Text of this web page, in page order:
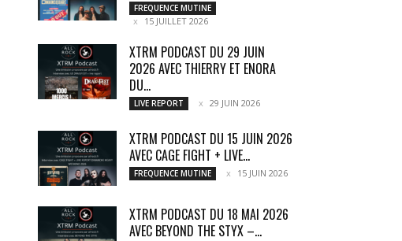
FREQUENCE MUTINE
15 JUILLET 2026
XTRM PODCAST DU 29 JUIN
2026 AVEC THIERRY ET ENORA
DU...
LIVE REPORT 29 JUIN 2026
XTRM PODCAST DU 15 JUIN 2026
AVEC CAGE FIGHT + LIVE...
FREQUENCE MUTINE 15 JUIN 2026
XTRM PODCAST DU 18 MAI 2026
AVEC BEYOND THE STYX –...